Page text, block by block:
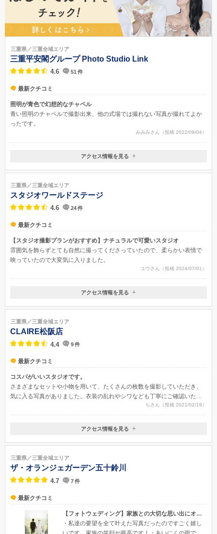
三重県／三重全域エリア
三重平安閣グループ Photo Studio Link
4.6 51 件
最新クチコミ
照明が青色で幻想的なチャペル
青い照明のチャペルで撮影出来、他の式場では撮れない写真が撮れてよか
ったです。
みみみさん（投稿 2022/08/04）
三重県三重県四日市市元町8-5
ご予約・撮影に関しては最寄りの式場(ラ セーヌ マリアージュ四日市/ア
ニエス・ガーデン名張）にお問い合わせください。
アクセス情報を見る
三重県／三重全域エリア
スタジオワールドステージ
4.6 24件
最新クチコミ
【スタジオ撮影プランがおすすめ】ナチュラルで可愛いスタジオ
雰囲気を飾らずとても自然に撮ってくださっていたので、柔らかい表情で
映っていたので大変気に入りました。
ユウさん（投稿 2024/07/01）
三重県津市丸之内20-24
近鉄津新町駅より徒歩15分
アクセス情報を見る
三重県／三重全域エリア
CLAIRE松阪店
4.4 9件
最新クチコミ
コスパがいいスタジオです。
さまざまなセットや小物を用いて、たくさんの枚数を撮影していただき、
気に入る写真がありました。衣装の乱れやシワなども丁寧にご確認いただ
き、綺麗に撮影していただきました。撮りたいカットを聞いてくださり、
ぼかしの入ったショットや、座りポーズ、逆光のショット、手繋ぎポーズ
なども撮影してくださりました。ブーケの持ち込みも可能だったため、持
いとのことでしたが、持たせていただきました。
ちさん（投稿 2021/02/19）
三重県松阪市大黒田町493-1
JR・近鉄山田線「松阪駅」より三重交通バス「駅部田（まえのへた）」
下車、徒歩1分 ／駐車場有り
アクセス情報を見る
三重県／三重全域エリア
ザ・オランジェガーデン五十鈴川
4.7 7件
最新クチコミ
【フォトウェディング】家族との大切な思い出にオススメ
・私達の要望を全て叶えた写真だったのですごく嬉し